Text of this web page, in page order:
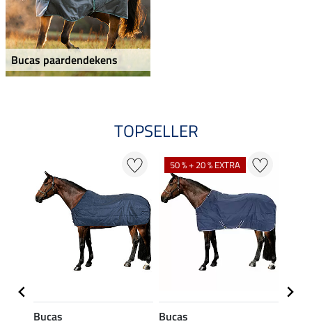
Bucas paardendekens
TOPSELLER
Bucas
50 % + 20 % EXTRA
Bucas